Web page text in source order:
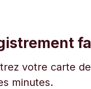
votre carte
minutes.